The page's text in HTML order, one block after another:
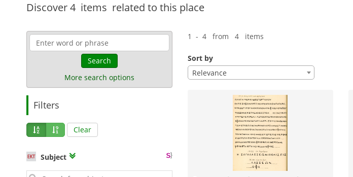
Discover4 items related to this place
Search
More search options
Filters
Clear
Subject
1 - 4 from 4 items
Sort by
Relevance